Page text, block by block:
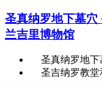
圣真纳罗地下墓穴
兰吉里博物馆
圣真纳罗地
圣吉纳罗教